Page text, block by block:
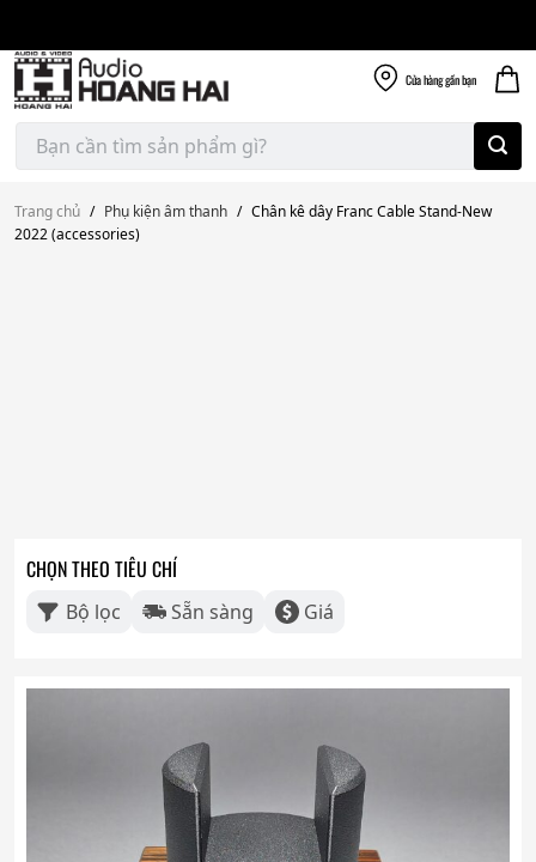
content
Cửa hànggần bạn
Tìm
kiếm:
Trang chủ / Phụ kiện âm thanh / Chân kê dây Franc Cable Stand-New
2022 (accessories)
CHỌN THEO TIÊU CHÍ
Bộ lọc Sẵn sàng Giá